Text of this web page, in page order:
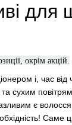
для
окрім акцій.
і, час
сухим
є
Саме